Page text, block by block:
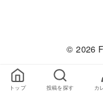
© 2026
トップ 投稿を探す カ